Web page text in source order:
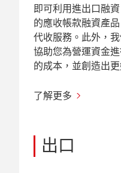
即可利用進出口融
的應收帳款融資產
代收服務。此外，
協助您為營運資金
的成本，並創造出
了解更多
出口